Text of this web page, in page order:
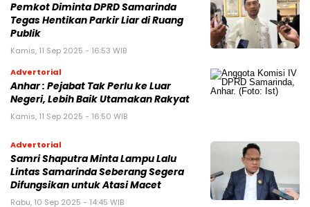
Pemkot Diminta DPRD Samarinda
Tegas Hentikan Parkir Liar di Ruang
Publik
Kamis, 11 Sep 2025 - 16:53 WIB
Advertorial
Anhar : Pejabat Tak Perlu ke Luar
Negeri, Lebih Baik Utamakan Rakyat
Kamis, 11 Sep 2025 - 16:50 WIB
Advertorial
Samri Shaputra Minta Lampu Lalu
Lintas Samarinda Seberang Segera
Difungsikan untuk Atasi Macet
Rabu, 10 Sep 2025 - 14:45 WIB